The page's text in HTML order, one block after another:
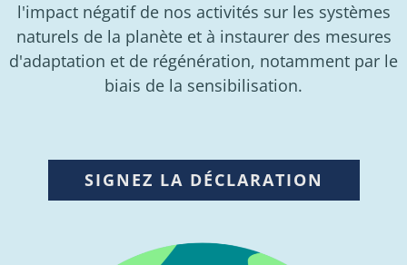
l'impact négatif de nos activités sur les systèmes
naturels de la planète et à instaurer des mesures
d'adaptation et de régénération, notamment par le
biais de la sensibilisation.
SIGNEZ LA DÉCLARATION